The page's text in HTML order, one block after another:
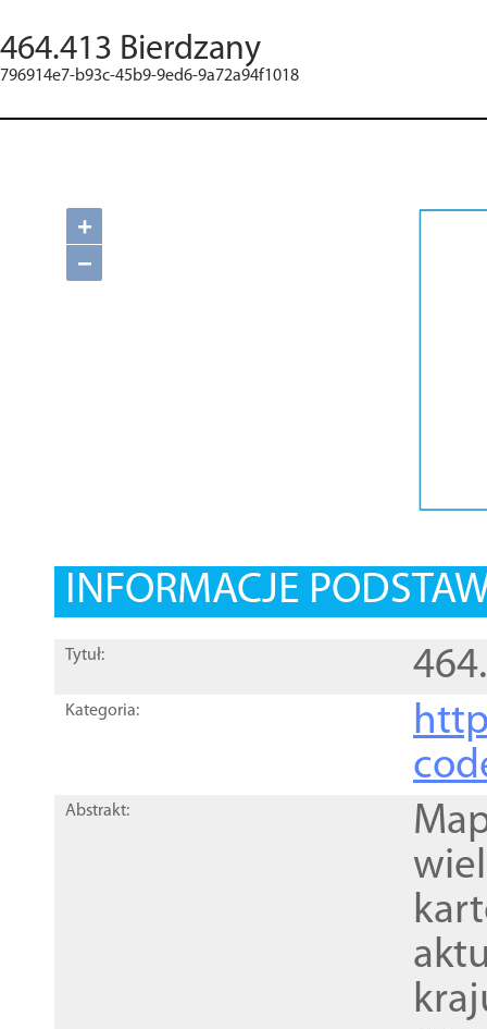
464.413 Bierdzany
796914e7-b93c-45b9-9ed6-9a72a94f1018
+
−
INFORMACJE
Tytuł:
Kategoria:
Abstrakt: